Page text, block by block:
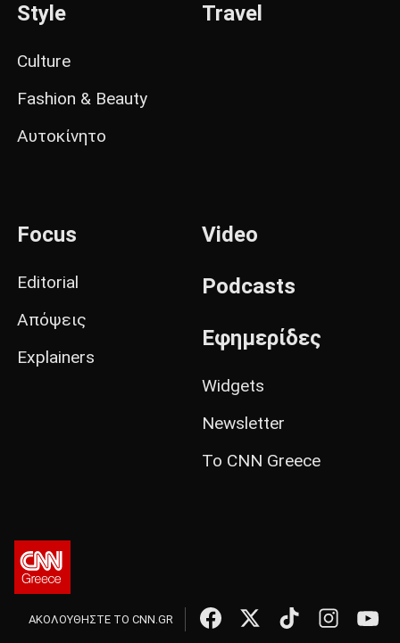
Style
Culture
Fashion & Beauty
Αυτοκίνητο
Travel
Focus
Editorial
Απόψεις
Explainers
Video
Podcasts
Εφημερίδες
Widgets
Newsletter
Το CNN Greece
ΑΚΟΛΟΥΘΗΣΤΕ ΤΟ CNN.GR